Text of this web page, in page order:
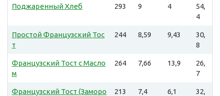
Поджаренный Хлеб 293 9 4
54,
4
Простой Французский Тос
т
244 8,59 9,43
30,
8
Французский Тост с Масло
м
264 7,66 13,9
26,
7
Французский Тост (Заморо
213 7,4 6,1
32,